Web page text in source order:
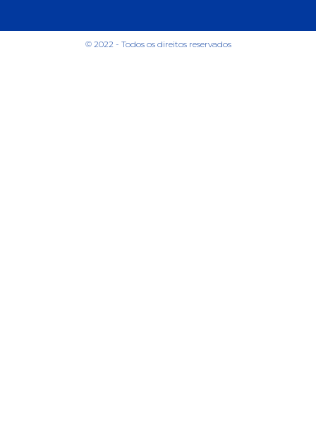
© 2022 - Todos os direitos reservados